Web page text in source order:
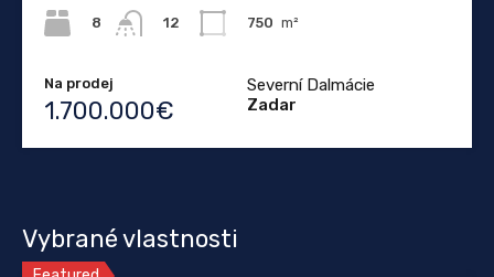
8
12
750 m²
Na prodej
1.700.000€
Severní Dalmácie
Zadar
Vybrané vlastnosti